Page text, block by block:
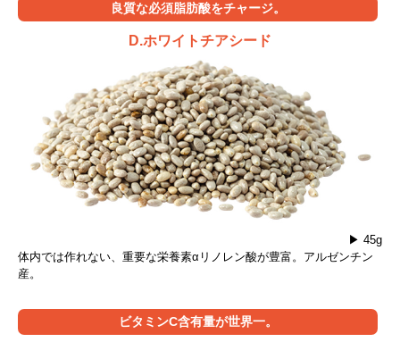
良質な必須脂肪酸をチャージ。
D.ホワイトチアシード
▶ 45g
体内では作れない、重要な栄養素αリノレン酸が豊富。アルゼンチン
産。
ビタミンC含有量が世界一。